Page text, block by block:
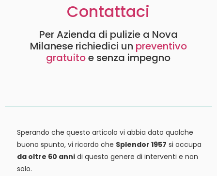
Contattaci
Per Azienda di pulizie a Nova
Milanese richiedici un preventivo
gratuitoe senza impegno
Sperando che questo articolo vi abbia dato qualche
buono spunto, vi ricordo che Splendor 1957 si occupa
da oltre 60 anni di questo genere di interventi e non
solo.